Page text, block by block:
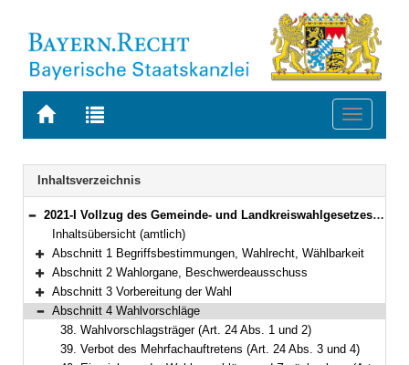
Zur
BAYERN.RECHT
Zur
letzten
Suche
Toggle
Navigation
Inhaltsverzeichnis
Bereich reduzieren
2021-I Vollzug des Gemeinde- und Landkreiswahlgesetzes und der Gemeinde- und Landkreiswahlordnung (Gemeinde- und Landkreiswahlbekanntmachung – GLKrWBek) Bekanntmachung des Bayerischen Staatsministeriums des Innern, für Sport und Integration vom 24. Oktober 2024, Az. B1-1367-3-37 (BayMBl. Nr. 534 )
Inhaltsübersicht (amtlich)
Bereich erweitern
Abschnitt 1 Begriffsbestimmungen, Wahlrecht, Wählbarkeit
Bereich erweitern
Abschnitt 2 Wahlorgane, Beschwerdeausschuss
Bereich erweitern
Abschnitt 3 Vorbereitung der Wahl
Bereich reduzieren
Abschnitt 4 Wahlvorschläge
38. Wahlvorschlagsträger (Art. 24 Abs. 1 und 2)
39. Verbot des Mehrfachauftretens (Art. 24 Abs. 3 und 4)